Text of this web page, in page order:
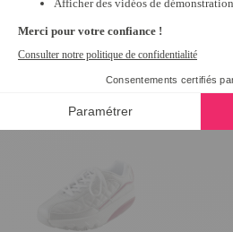
Derniers articles